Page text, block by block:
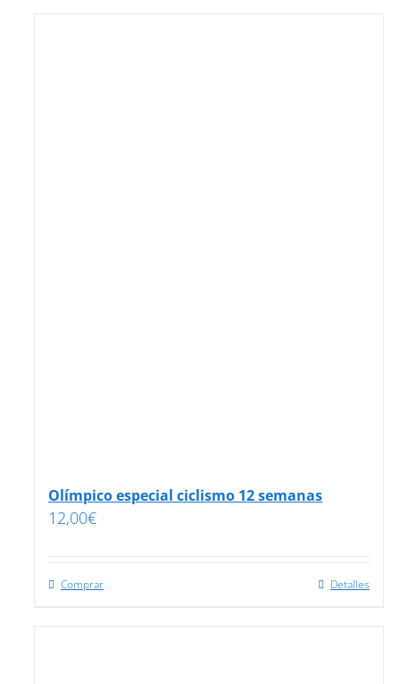
Olímpico especial ciclismo 12 semanas
12,00€
Comprar Detalles